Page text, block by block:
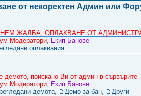
от некоректен Админ или
ЖАЛБА, ОПЛАКВАНЕ ОТ
Модератори Екип Банове
оплаквания
демото, поискано Ви от админ в сървърите
Модератори Екип Банове
демота Демо за бан Други